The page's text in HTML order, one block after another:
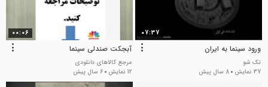
07:37
ورود سینما به ایران
تک شو
37 نمایش
8 سال پیش
00:06
آبجکت صندلی سینما
مرجع کالاهای دانلودی
12 نمایش
6 سال پیش